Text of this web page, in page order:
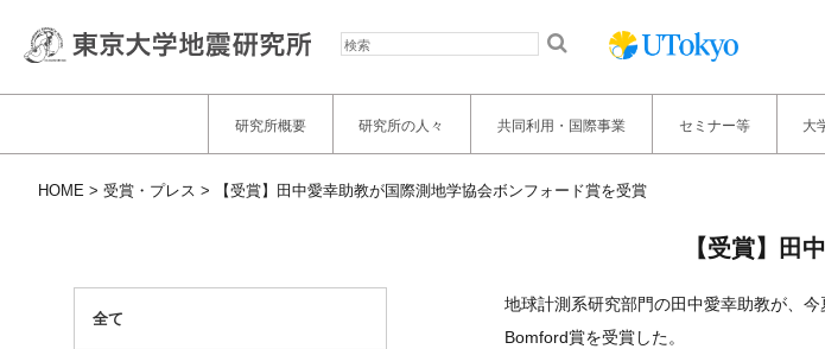
研究所概要 研究所の人々 共同利用・国際事業 セミナー等 大
HOME 受賞・プレス 【受賞】田中愛幸助教が国際測地学協会ボンフォード賞を受賞
全て
【受賞】田
地球計測系研究部門の田中愛幸助教が、
Bomford賞を受賞した。